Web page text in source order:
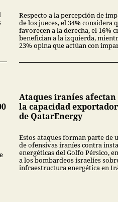
Respecto a la percepción de
de los jueces, el 34% considera
favorecen a la derecha, el 16%
benefician a la izquierda,
23% opina que actúan con
Ataques iraníes afectan
la capacidad
de QatarEnergy
Estos ataques forman parte de
de ofensivas iraníes contra
energéticas del Golfo Pérsico,
a los bombardeos israelíes
infraestructura energética en